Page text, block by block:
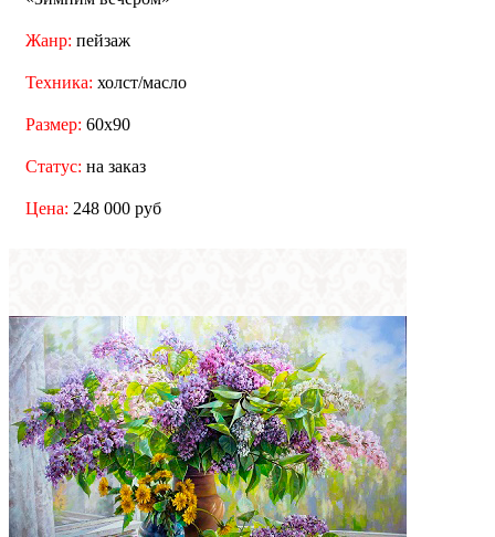
Жанр: пейзаж
Техника: холст/масло
Размер: 60x90
Статус: на заказ
Цена: 248 000 руб